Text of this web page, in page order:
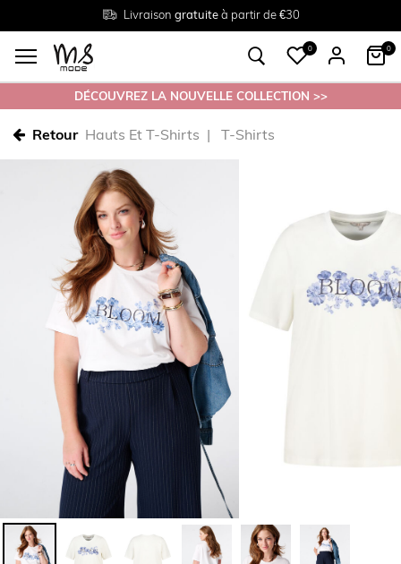
Livraison gratuiteà partir de €30
Tailles du38 au 54
Retourgratuit en magasin
0 0
DÉCOUVREZ LA NOUVELLE COLLECTION >>
Retour Hauts Et T-Shirts T-Shirts